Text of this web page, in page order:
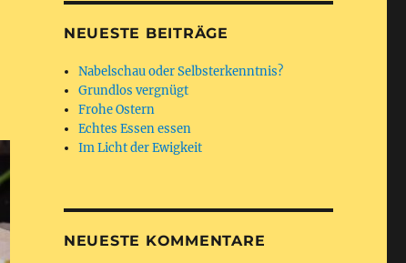
NEUESTE BEITRÄGE
Nabelschau oder Selbsterkenntnis?
Grundlos vergnügt
Frohe Ostern
Echtes Essen essen
Im Licht der Ewigkeit
NEUESTE KOMMENTARE